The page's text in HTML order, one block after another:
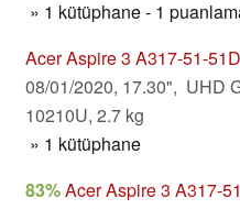
» 1 kütüphane - 1
Acer Aspire 3 A317-51-
08/01/2020, 17.30", UHD
10210U, 2.7 kg
» 1 kütüphane
83%Acer Aspire 3 A317-